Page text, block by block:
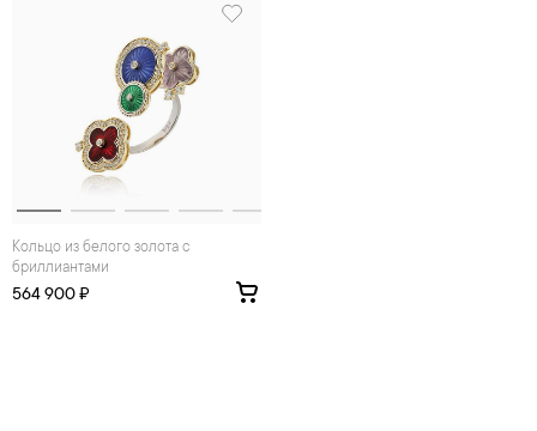
Кольцо из белого золота с
бриллиантами
564 900 ₽